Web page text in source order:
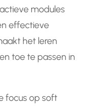
modules
effectieve
het leren
toe te passen in
focus op soft